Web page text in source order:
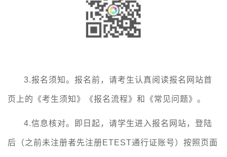
3.报名须知。报名前，请考生认真阅读报名网站首
页上的《考生须知》《报名流程》和《常见问题》。
4.信息核对。即日起，请学生进入报名网站，登陆
后（之前未注册者先注册ETEST通行证账号）按照页面